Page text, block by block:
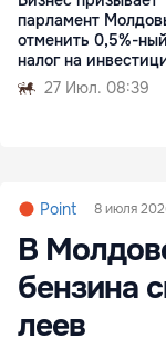
парламент
отменить 0,5%-ный
налог на
27 Июл. 08:39
Point 8 июля
В
бензина
леев